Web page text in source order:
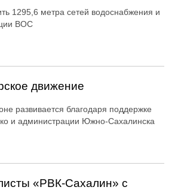
1295,6 метра сетей водоснабжения и
ВОС
движение
развивается благодаря поддержке
и администрации Южно-Сахалинска
«РВК‑Сахалин» с